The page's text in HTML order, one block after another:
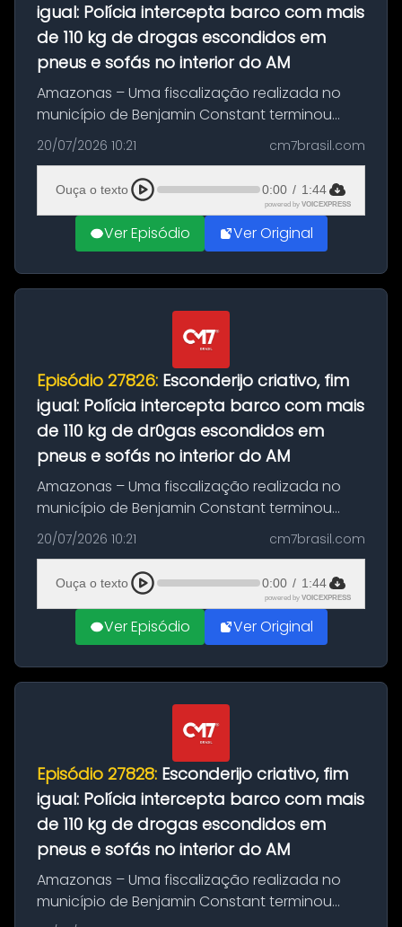
igual: Polícia intercepta barco com mais
de 110 kg de drogas escondidos em
pneus e sofás no interior do AM
Amazonas – Uma fiscalização realizada no
município de Benjamin Constant terminou
com a apreensão de aproximadamente 115
quilos de entorpecentes em uma
embarcação atracada no porto da cidade. O
materia...
20/07/2026 10:21 cm7brasil.com
Ouça o texto 0:00 / 1:44
powered by VOICEXPRESS
Ver Episódio Ver Original
Episódio 27826: Esconderijo criativo, fim
igual: Polícia intercepta barco com mais
de 110 kg de dr0gas escondidos em
pneus e sofás no interior do AM
Amazonas – Uma fiscalização realizada no
município de Benjamin Constant terminou
com a apreensão de aproximadamente 115
quilos de entorpecentes em uma
embarcação atracada no porto da cidade. O
materia...
20/07/2026 10:21 cm7brasil.com
Ouça o texto 0:00 / 1:44
powered by VOICEXPRESS
Ver Episódio Ver Original
Episódio 27828: Esconderijo criativo, fim
igual: Polícia intercepta barco com mais
de 110 kg de drogas escondidos em
pneus e sofás no interior do AM
Amazonas – Uma fiscalização realizada no
município de Benjamin Constant terminou